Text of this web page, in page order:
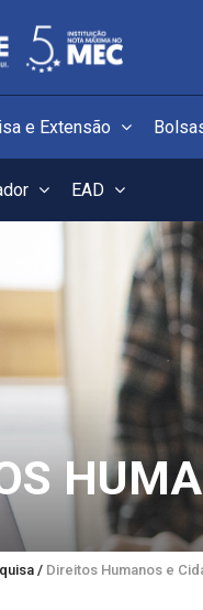
e Extensão
EAD
/ Direitos Humanos e